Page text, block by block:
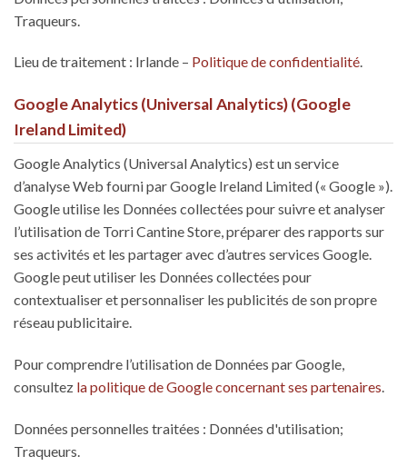
Traqueurs.
Lieu de traitement : Irlande – Politique de confidentialité.
Google Analytics (Universal Analytics) (Google
Ireland Limited)
Google Analytics (Universal Analytics) est un service
d’analyse Web fourni par Google Ireland Limited (« Google »).
Google utilise les Données collectées pour suivre et analyser
l’utilisation de Torri Cantine Store, préparer des rapports sur
ses activités et les partager avec d’autres services Google.
Google peut utiliser les Données collectées pour
contextualiser et personnaliser les publicités de son propre
réseau publicitaire.
Pour comprendre l’utilisation de Données par Google,
consultez la politique de Google concernant ses partenaires
Données personnelles traitées : Données d'utilisation;
Traqueurs.